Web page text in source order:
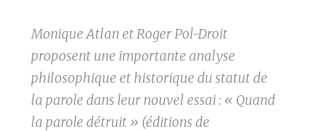
Monique Atlan et Roger Pol-Droit
proposent une importante analyse
philosophique et historique du statut de
la parole dans leur nouvel essai : « Quand
la parole détruit » (éditions de